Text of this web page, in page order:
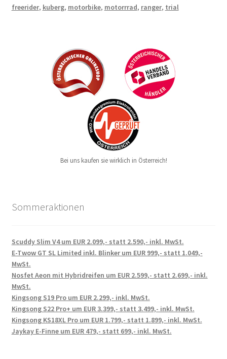
freerider, kuberg, motorbike, motorrrad, ranger, trial
Bei uns kaufen sie wirklich in Österreich!
Sommeraktionen
Scuddy Slim V4 um EUR 2.099,- statt 2.590,- inkl. MwSt.
E-Twow GT SL Limited inkl. Blinker um EUR 999,- statt 1.049,-
MwSt.
Nosfet Aeon mit Hybridreifen um EUR 2.599,- statt 2.699,- inkl.
MwSt.
Kingsong S19 Pro um EUR 2.299,- inkl. MwSt.
Kingsong S22 Pro+ um EUR 3.399,- statt 3.499,- inkl. MwSt.
Kingsong KS18XL Pro um EUR 1.799,- statt 1.899,- inkl. MwSt.
Jaykay E-Finne um EUR 479,- statt 699,- inkl. MwSt.